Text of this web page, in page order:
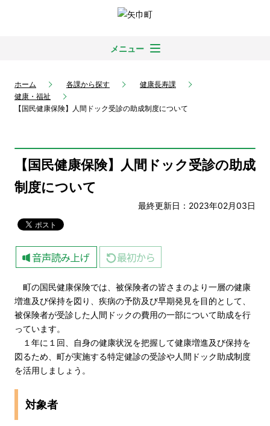
メニュー
ホーム 各課から探す
健康長寿課
健康・福祉
【国民健康保険】人間ドック受診の助成制度について
【国民健康保険】人間ドック受診の助成
制度について
最終更新日：2023年02月03日
町の国民健康保険では、被保険者の皆さまのより一層の健康
増進及び保持を図り、疾病の予防及び早期発見を目的として、
被保険者が受診した人間ドックの費用の一部について助成を行
っています。
１年に１回、自身の健康状況を把握して健康増進及び保持を
図るため、町が実施する特定健診の受診や人間ドック助成制度
を活用しましょう。
対象者